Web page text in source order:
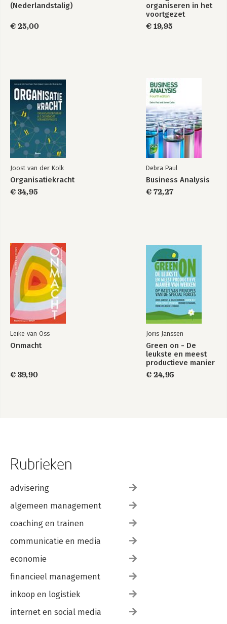
(Nederlandstalig)
€ 25,00
organiseren in het
voortgezet
onderwijs
€ 19,95
Joost van der Kolk
Organisatiekracht
€ 34,95
Debra Paul
Business Analysis
€ 72,27
Leike van Oss
Onmacht
€ 39,90
Joris Janssen
Green on - De
leukste en meest
productieve manier
van werken
€ 24,95
Rubrieken
advisering
algemeen management
coaching en trainen
communicatie en media
economie
financieel management
inkoop en logistiek
internet en social media